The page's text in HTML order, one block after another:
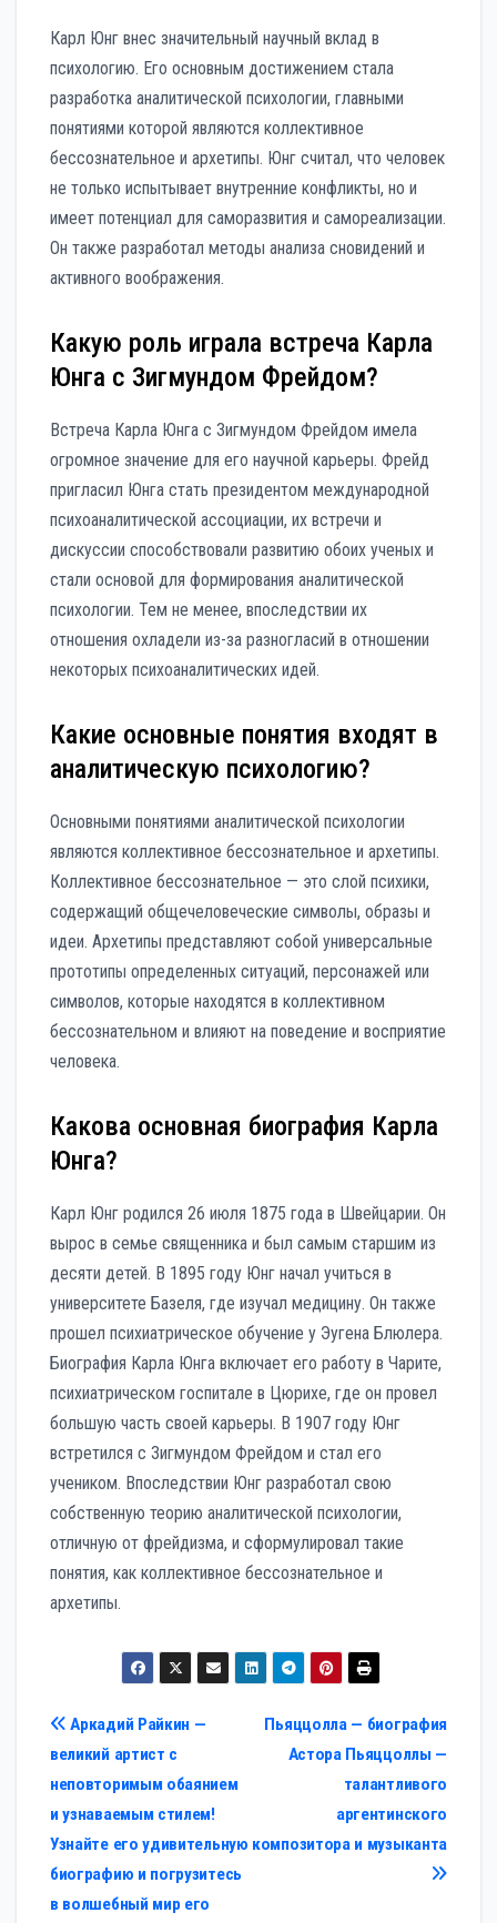
Карл Юнг внес значительный научный вклад в
психологию. Его основным достижением стала
разработка аналитической психологии, главными
понятиями которой являются коллективное
бессознательное и архетипы. Юнг считал, что человек
не только испытывает внутренние конфликты, но и
имеет потенциал для саморазвития и самореализации.
Он также разработал методы анализа сновидений и
активного воображения.
Какую роль играла встреча Карла
Юнга с Зигмундом Фрейдом?
Встреча Карла Юнга с Зигмундом Фрейдом имела
огромное значение для его научной карьеры. Фрейд
пригласил Юнга стать президентом международной
психоаналитической ассоциации, их встречи и
дискуссии способствовали развитию обоих ученых и
стали основой для формирования аналитической
психологии. Тем не менее, впоследствии их
отношения охладели из-за разногласий в отношении
некоторых психоаналитических идей.
Какие основные понятия входят в
аналитическую психологию?
Основными понятиями аналитической психологии
являются коллективное бессознательное и архетипы.
Коллективное бессознательное — это слой психики,
содержащий общечеловеческие символы, образы и
идеи. Архетипы представляют собой универсальные
прототипы определенных ситуаций, персонажей или
символов, которые находятся в коллективном
бессознательном и влияют на поведение и восприятие
человека.
Какова основная биография Карла
Юнга?
Карл Юнг родился 26 июля 1875 года в Швейцарии. Он
вырос в семье священника и был самым старшим из
десяти детей. В 1895 году Юнг начал учиться в
университете Базеля, где изучал медицину. Он также
прошел психиатрическое обучение у Эугена Блюлера.
Биография Карла Юнга включает его работу в Чарите,
психиатрическом госпитале в Цюрихе, где он провел
большую часть своей карьеры. В 1907 году Юнг
встретился с Зигмундом Фрейдом и стал его
учеником. Впоследствии Юнг разработал свою
собственную теорию аналитической психологии,
отличную от фрейдизма, и сформулировал такие
понятия, как коллективное бессознательное и
архетипы.
Навигация
по
записям
Пьяццолла — биография
Астора Пьяццоллы —
талантливого
аргентинского
композитора и музыканта
Аркадий Райкин —
великий артист с
неповторимым обаянием
и узнаваемым стилем!
Узнайте его удивительную
биографию и погрузитесь
в волшебный мир его